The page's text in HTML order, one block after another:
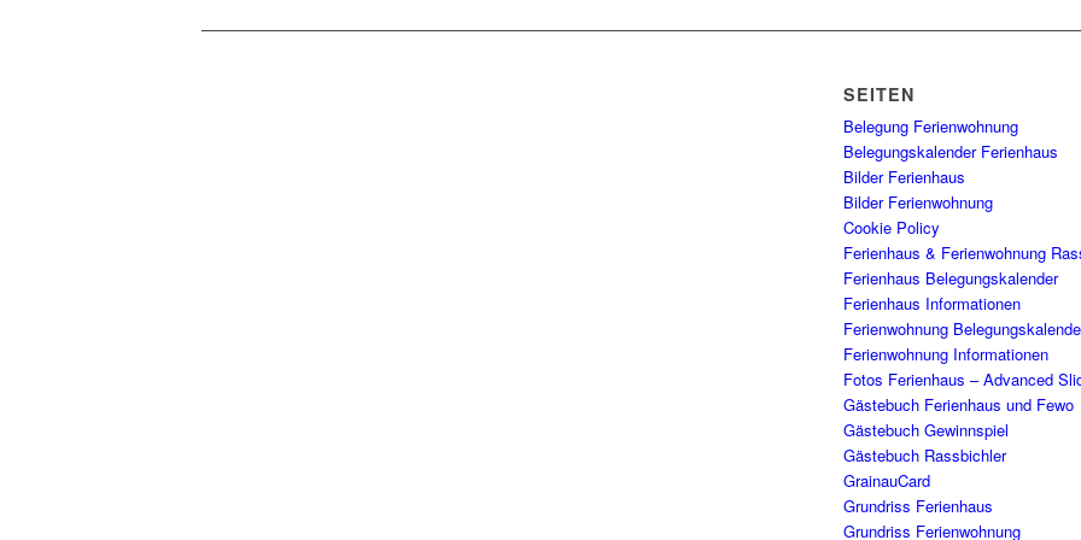
SEITEN
Belegung Ferienwohnung
Belegungskalender Ferienhaus
Bilder Ferienhaus
Bilder Ferienwohnung
Cookie Policy
Ferienhaus & Ferienwohnung
Ferienhaus Belegungskalender
Ferienhaus Informationen
Ferienwohnung
Ferienwohnung Informationen
Fotos Ferienhaus – Advanced
Gästebuch Ferienhaus und Fewo
Gästebuch Gewinnspiel
Gästebuch Rassbichler
GrainauCard
Grundriss Ferienhaus
Grundriss Ferienwohnung